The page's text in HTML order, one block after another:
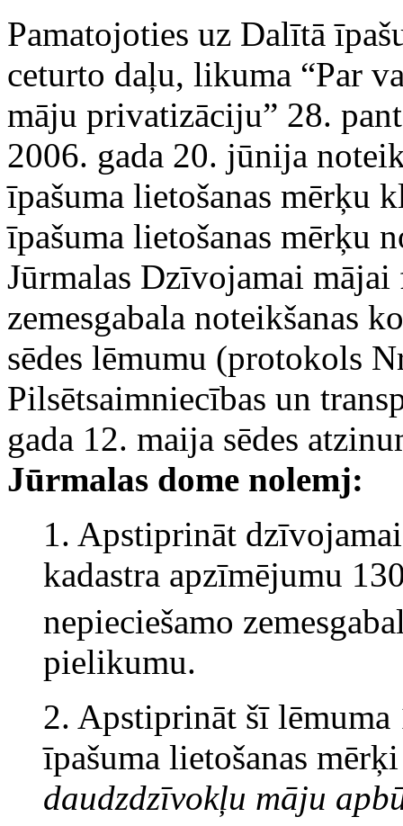
Pamatojoties uz Dalītā
ceturto daļu, likuma “Par
māju privatizāciju” 28.
2006. gada 20. jūnija
īpašuma lietošanas mērķu
īpašuma lietošanas mērķu
Jūrmalas Dzīvojamai
zemesgabala noteikšanas
sēdes lēmumu (protokols
Pilsētsaimniecības un
gada 12. maija sēdes
Jūrmalas dome nolemj:
1. Apstiprināt
kadastra apzīmējumu
nepieciešamo
pielikumu.
2. Apstiprināt šī lēmuma
īpašuma lietošanas
daudzdzīvokļu māju